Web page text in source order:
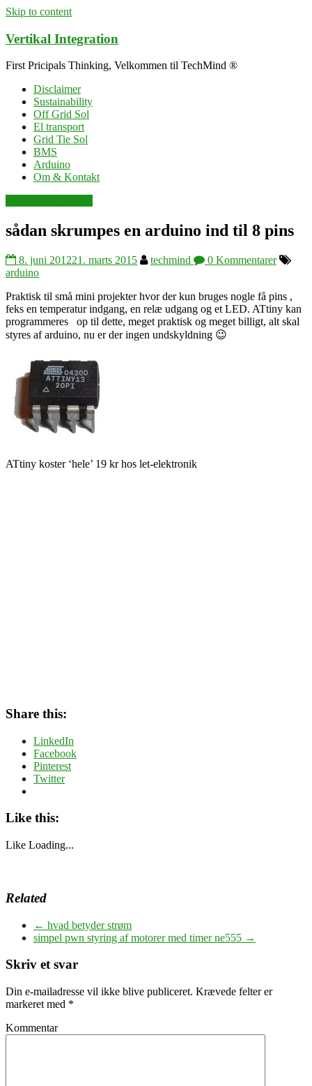
Skip to content
Vertikal Integration
First Pricipals Thinking, Velkommen til TechMind ®
Disclaimer
Sustainability
Off Grid Sol
El transport
Grid Tie Sol
BMS
Arduino
Om & Kontakt
sådan skrumpes en arduino ind til 8 pins
8. juni 201221. marts 2015 techmind
0 Kommentarer
arduino
Praktisk til små mini projekter hvor der kun bruges nogle få pins ,
feks en temperatur indgang, en relæ udgang og et LED. ATtiny kan
programmeres op til dette, meget praktisk og meget billigt, alt skal
styres af arduino, nu er der ingen undskyldning 😉
ATtiny koster ‘hele’ 19 kr hos let-elektronik
Share this:
LinkedIn
Facebook
Pinterest
Twitter
Like this:
Like Loading...
Related
← hvad betyder strøm
simpel pwn styring af motorer med timer ne555 →
Skriv et svar
Din e-mailadresse vil ikke blive publiceret. Krævede felter er
markeret med *
Kommentar